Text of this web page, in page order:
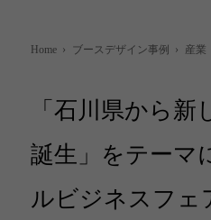
Home › ブースデザイン事例 › 産業
「石川県から
誕生」をテーマ
ルビジネスフェ